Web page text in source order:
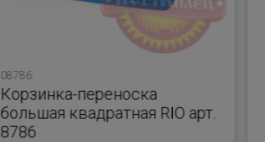
08786
Корзинка-переноска
большая квадратная RIO арт.
8786